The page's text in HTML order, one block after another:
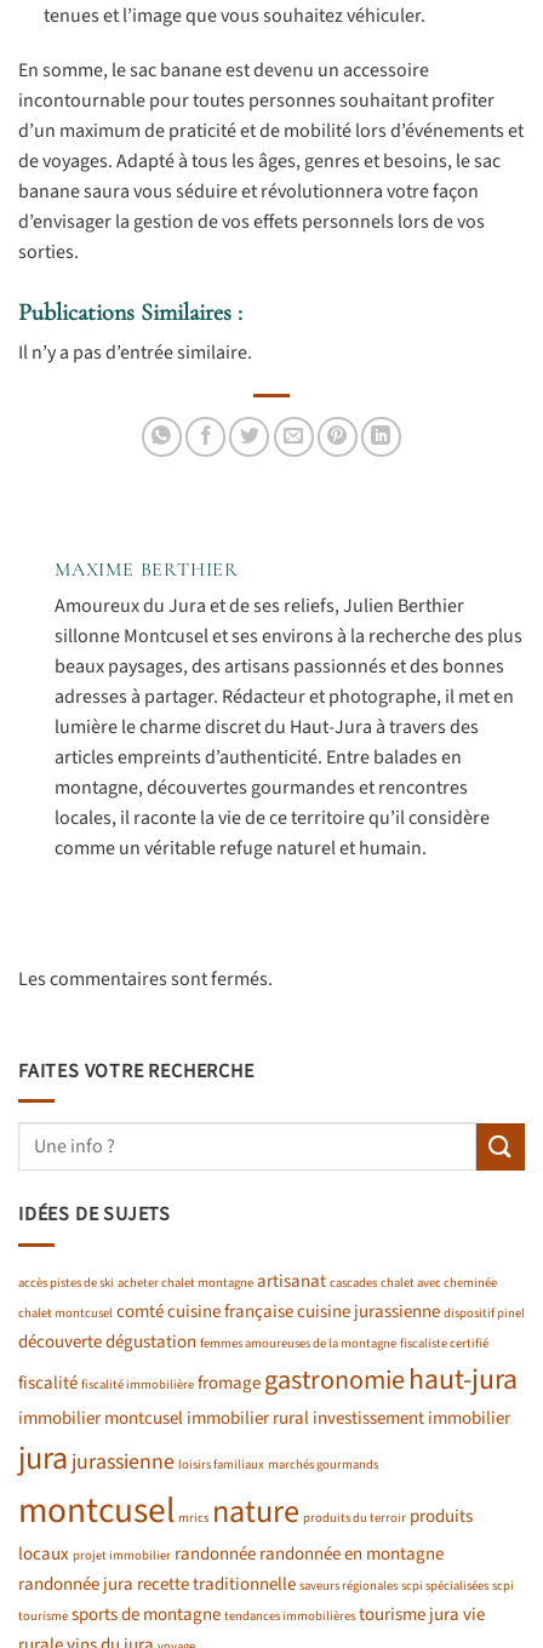
tenues et l’image que vous souhaitez véhiculer.
En somme, le sac banane est devenu un accessoire
incontournable pour toutes personnes souhaitant profiter
d’un maximum de praticité et de mobilité lors d’événements et
de voyages. Adapté à tous les âges, genres et besoins, le sac
banane saura vous séduire et révolutionnera votre façon
d’envisager la gestion de vos effets personnels lors de vos
sorties.
Publications Similaires :
Il n’y a pas d’entrée similaire.
MAXIME BERTHIER
Amoureux du Jura et de ses reliefs, Julien Berthier
sillonne Montcusel et ses environs à la recherche des plus
beaux paysages, des artisans passionnés et des bonnes
adresses à partager. Rédacteur et photographe, il met en
lumière le charme discret du Haut-Jura à travers des
articles empreints d’authenticité. Entre balades en
montagne, découvertes gourmandes et rencontres
locales, il raconte la vie de ce territoire qu’il considère
comme un véritable refuge naturel et humain.
Les commentaires sont fermés.
FAITES VOTRE RECHERCHE
IDÉES DE SUJETS
accès pistes de ski acheter chalet montagne artisanat cascades chalet avec cheminée
chalet montcusel comtécuisine françaisecuisine jurassienne dispositif pinel
découvertedégustation femmes amoureuses de la montagne fiscaliste certifié
fiscalité fiscalité immobilière fromagegastronomiehaut-jura
immobilier montcuselimmobilier ruralinvestissement immobilier
jura jurassienne loisirs familiaux marchés gourmands
montcusel mrics nature produits du terroir produits
locaux projet immobilier randonnéerandonnée en montagne
randonnée jura recette traditionnelle saveurs régionales scpi spécialisées scpi
tourisme sports de montagne tendances immobilières tourisme juravie